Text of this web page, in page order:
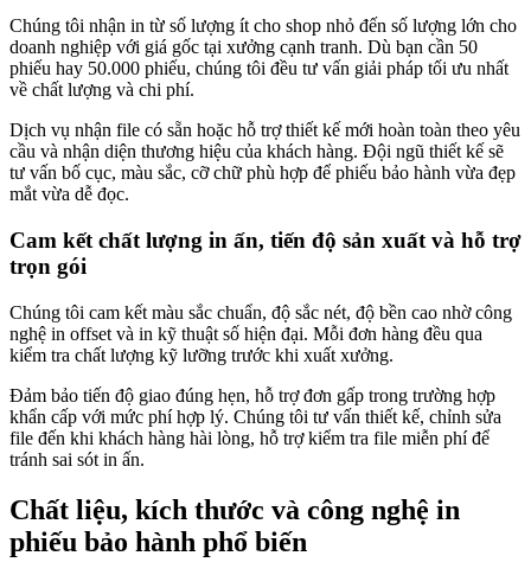
Chúng tôi nhận in từ số lượng ít cho shop nhỏ đến số lượng lớn cho
doanh nghiệp với giá gốc tại xưởng cạnh tranh. Dù bạn cần 50
phiếu hay 50.000 phiếu, chúng tôi đều tư vấn giải pháp tối ưu nhất
về chất lượng và chi phí.
Dịch vụ nhận file có sẵn hoặc hỗ trợ thiết kế mới hoàn toàn theo yêu
cầu và nhận diện thương hiệu của khách hàng. Đội ngũ thiết kế sẽ
tư vấn bố cục, màu sắc, cỡ chữ phù hợp để phiếu bảo hành vừa đẹp
mắt vừa dễ đọc.
Cam kết chất lượng in ấn, tiến độ sản xuất và hỗ trợ
trọn gói
Chúng tôi cam kết màu sắc chuẩn, độ sắc nét, độ bền cao nhờ công
nghệ in offset và in kỹ thuật số hiện đại. Mỗi đơn hàng đều qua
kiểm tra chất lượng kỹ lưỡng trước khi xuất xưởng.
Đảm bảo tiến độ giao đúng hẹn, hỗ trợ đơn gấp trong trường hợp
khẩn cấp với mức phí hợp lý. Chúng tôi tư vấn thiết kế, chỉnh sửa
file đến khi khách hàng hài lòng, hỗ trợ kiểm tra file miễn phí để
tránh sai sót in ấn.
Chất liệu, kích thước và công nghệ in
phiếu bảo hành phổ biến